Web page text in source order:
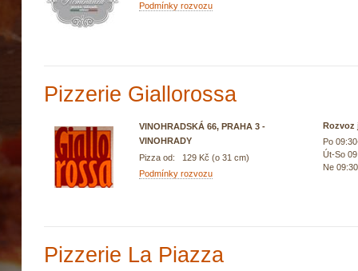
Podmínky rozvozu
Pizzerie Giallorossa
VINOHRADSKÁ 66, PRAHA 3 -
VINOHRADY
Pizza od: 129 Kč (o 31 cm)
Podmínky rozvozu
Rozvoz
Po
Út-So
Ne
Pizzerie La Piazza